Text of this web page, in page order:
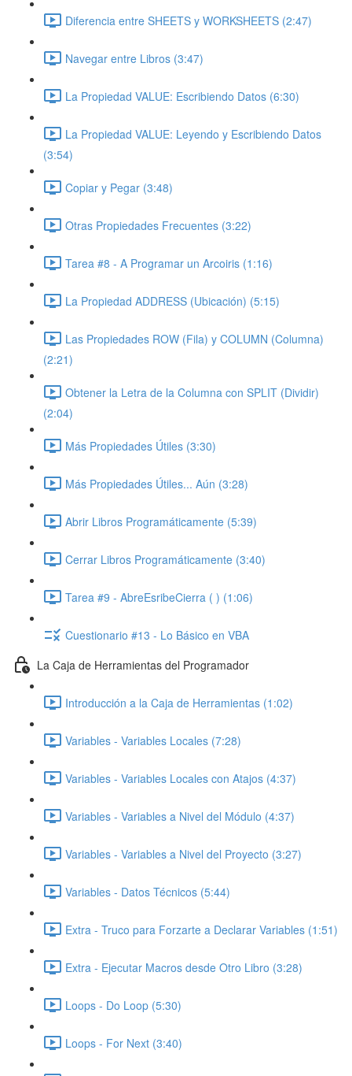
Diferencia entre SHEETS y WORKSHEETS (2:47)
Navegar entre Libros (3:47)
La Propiedad VALUE: Escribiendo Datos (6:30)
La Propiedad VALUE: Leyendo y Escribiendo Datos
(3:54)
Copiar y Pegar (3:48)
Otras Propiedades Frecuentes (3:22)
Tarea #8 - A Programar un Arcoiris (1:16)
La Propiedad ADDRESS (Ubicación) (5:15)
Las Propiedades ROW (Fila) y COLUMN (Columna)
(2:21)
Obtener la Letra de la Columna con SPLIT (Dividir)
(2:04)
Más Propiedades Útiles (3:30)
Más Propiedades Útiles... Aún (3:28)
Abrir Libros Programáticamente (5:39)
Cerrar Libros Programáticamente (3:40)
Tarea #9 - AbreEsribeCierra ( ) (1:06)
Cuestionario #13 - Lo Básico en VBA
La Caja de Herramientas del Programador
Introducción a la Caja de Herramientas (1:02)
Variables - Variables Locales (7:28)
Variables - Variables Locales con Atajos (4:37)
Variables - Variables a Nivel del Módulo (4:37)
Variables - Variables a Nivel del Proyecto (3:27)
Variables - Datos Técnicos (5:44)
Extra - Truco para Forzarte a Declarar Variables (1:51)
Extra - Ejecutar Macros desde Otro Libro (3:28)
Loops - Do Loop (5:30)
Loops - For Next (3:40)